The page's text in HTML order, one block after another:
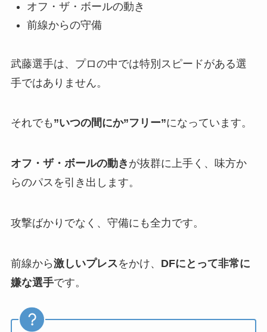
オフ・ザ・ボールの動き
前線からの守備
武藤選手は、プロの中では特別スピードがある選
手ではありません。
それでも ”いつの間にか”フリー”になっています。
オフ・ザ・ボールの動き が抜群に上手く、味方か
らのパスを引き出します。
攻撃ばかりでなく、守備にも全力です。
前線から激しいプレスをかけ、 DFにとって非常に
嫌な選手です。